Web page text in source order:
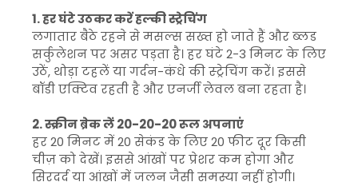
1. हर घंटे उठकर करें हल्की स्ट्रेचिंग
लगातार बैठे रहने से मसल्स सख्त हो जाते हैं और ब्लड
सर्कुलेशन पर असर पड़ता है। हर घंटे 2-3 मिनट के लिए
उठें, थोड़ा टहलें या गर्दन-कंधे की स्ट्रेचिंग करें। इससे
बॉडी एक्टिव रहती है और एनर्जी लेवल बना रहता है।
2. स्क्रीन ब्रेक लें 20-20-20 रूल अपनाएं
हर 20 मिनट में 20 सेकंड के लिए 20 फीट दूर किसी
चीज़ को देखें। इससे आंखों पर प्रेशर कम होगा और
सिरदर्द या आंखों में जलन जैसी समस्या नहीं होगी।